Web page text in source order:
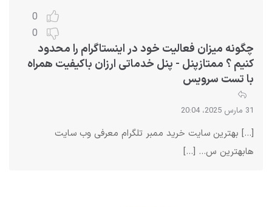
0
0
چگونه میزان فعالیت خود در اینستاگرام را محدود
کنیم ؟ ممتازپنل - پنل خدماتی ارزان باکیفیت همراه
با تست سرویس
31 مارس 2025، 20:04
[…] بهترین سایت‌ خرید ممبر تلگرام معرفی وب سایت
هابهترین س… […]